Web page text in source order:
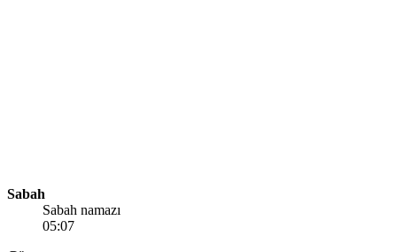
Sabah
Sabah namazı
05:07